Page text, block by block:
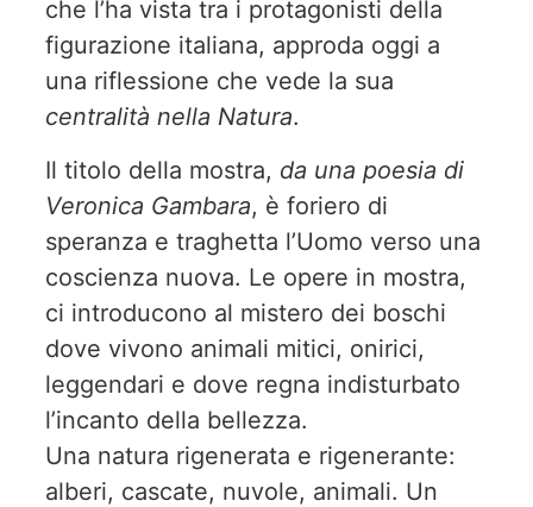
che l’ha vista tra i protagonisti della
figurazione italiana, approda oggi a
una riflessione che vede la sua
centralità nella Natura.
Il titolo della mostra, da una poesia di
Veronica Gambara, è foriero di
speranza e traghetta l’Uomo verso una
coscienza nuova. Le opere in mostra,
ci introducono al mistero dei boschi
dove vivono animali mitici, onirici,
leggendari e dove regna indisturbato
l’incanto della bellezza.
Una natura rigenerata e rigenerante:
alberi, cascate, nuvole, animali. Un